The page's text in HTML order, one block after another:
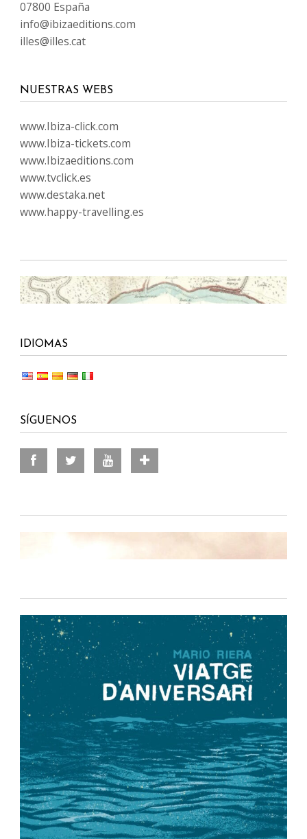
07800 España
info@ibizaeditions.com
illes@illes.cat
NUESTRAS WEBS
www.Ibiza-click.com
www.Ibiza-tickets.com
www.Ibizaeditions.com
www.tvclick.es
www.destaka.net
www.happy-travelling.es
IDIOMAS
SÍGUENOS